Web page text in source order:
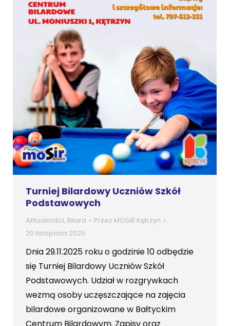
Turniej Bilardowy Uczniów Szkół
Podstawowych
Aktualności, Bilard Przez MOSiR Kętrzyn
20 listopada 2025
Dnia 29.11.2025 roku o godzinie 10 odbędzie
się Turniej Bilardowy Uczniów Szkół
Podstawowych. Udział w rozgrywkach
wezmą osoby uczęszczające na zajęcia
bilardowe organizowane w Bałtyckim